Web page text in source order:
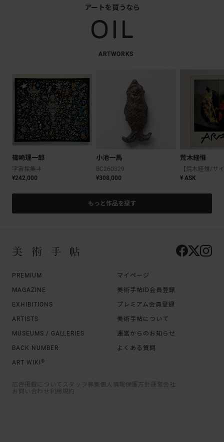
アートを買うなら
ARTWORKS
篠崎理一郎
宇宙採集-4
¥242,000
小池一馬
BC260329
¥308,000
荒木経惟
¥ ASK
もっと作品を探す
PREMIUM
MAGAZINE
EXHIBITIONS
ARTISTS
MUSEUMS / GALLERIES
BACK NUMBER
ART WIKI ®
マイページ
美術手帖ID会員登録
プレミアム会員登録
美術手帖について
運営からのお知らせ
よくある質問
広告掲載について スタッフ募集 個人情報保護方針
運営会社
お問い合わせ
利用規約